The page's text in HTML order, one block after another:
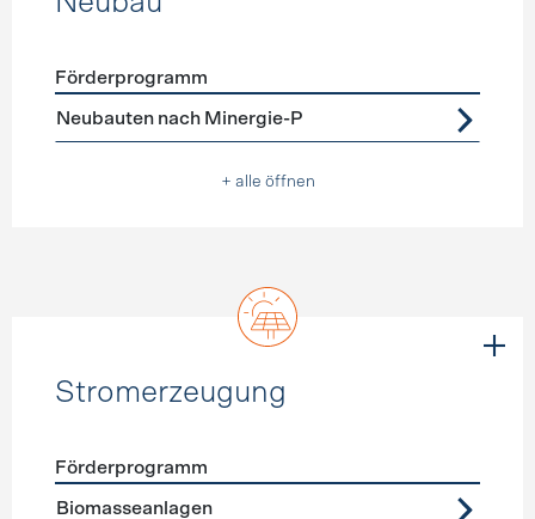
Förderprogramme Neubau
Förderprogramm
Neubauten nach Minergie-P
+ alle öffnen
Stromerzeugung
Förderprogramme
Förderprogramm
Biomasseanlagen